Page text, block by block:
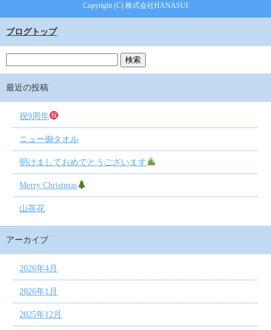
Copyright (C) 株式会社HANASUI
ブログトップ
最近の投稿
祝9周年
ニュー御タオル
明けましておめでとうございます
Merry Christmas
山茶花
アーカイブ
2026年4月
2026年1月
2025年12月